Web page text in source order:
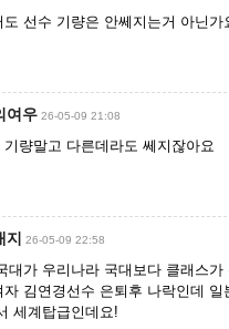
도 선수 기량은 안쎄지는거 아닌가
여우 26-05-09 21:08
기량말고 다른데라도 쎄지잖아요
지 26-05-09 22:58
대가 우리나라 국대보다 클래스가
자 김연경선수 은퇴후 나락인데 일
세계탑급인데요!